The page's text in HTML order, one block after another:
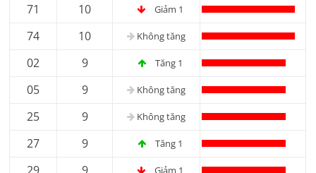
71 10 Giảm 1
74 10 Không tăng
02 9 Tăng 1
05 9 Không tăng
25 9 Không tăng
27 9 Tăng 1
29 9 Giảm 1